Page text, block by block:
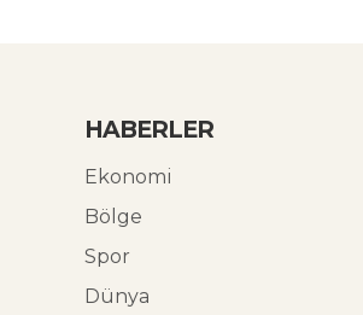
HABERLER
Ekonomi
Bölge
Spor
Dünya